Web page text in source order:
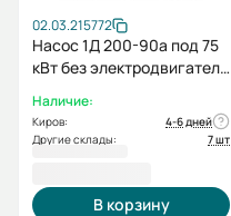
02.03.215772
Насос 1Д 200-90а под 75
кВт без электродвигателя
Наличие:
Киров:
4-6 дней
Другие склады:
7 шт
В корзину